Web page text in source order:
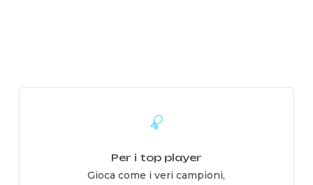
Per i top player
Gioca come i veri campioni,